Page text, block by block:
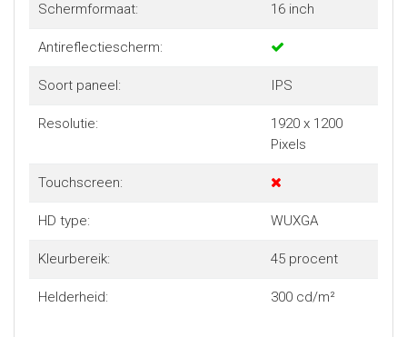
Schermformaat: 16 inch
Antireflectiescherm:
Soort paneel: IPS
Resolutie:
1920 x 1200
Pixels
Touchscreen:
HD type: WUXGA
Kleurbereik: 45 procent
Helderheid: 300 cd/m²